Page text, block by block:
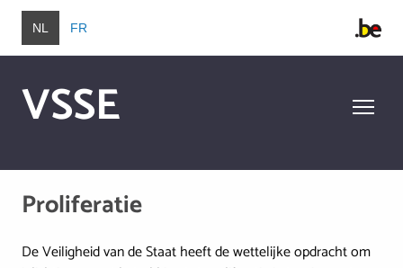
Overslaan en naar de inhoud gaan
NL FR
VSSE
Proliferatie
De Veiligheid van de Staat heeft de wettelijke opdracht om